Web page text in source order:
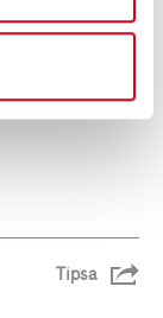
Tipsa